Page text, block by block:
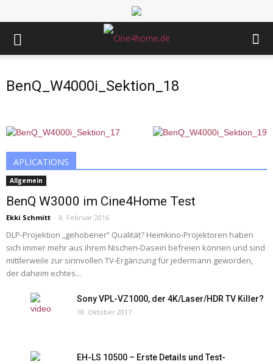
BenQ_W4000i_Sektion_18
APLICATIONS
Allgemein
BenQ W3000 im Cine4Home Test
Ekki Schmitt - 8. Februar 2016
DLP-Projektion „gehobener“ Qualität? Heimkino-Projektoren haben
sich immer mehr aus ihrem Nischen-Dasein befreien können und sind
mittlerweile zur sinnvollen TV-Ergänzung für jedermann geworden,
der daheim echtes...
Sony VPL-VZ1000, der 4K/Laser/HDR TV Killer?
18. Oktober 2017
EH-LS 10500 – Erste Details und Test-